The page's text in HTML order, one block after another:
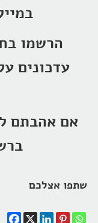
הרשמו
עדכונים
שתפו אצלכם